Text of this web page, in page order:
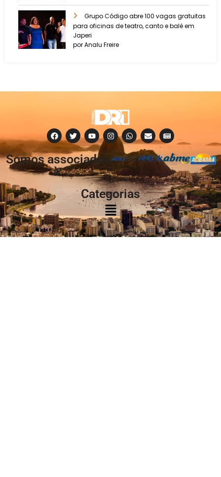
Grupo Código abre 100 vagas gratuitas
para oficinas de teatro, canto e balé em
Japeri
por Analu Freire
Somos associados
à:
Categorias